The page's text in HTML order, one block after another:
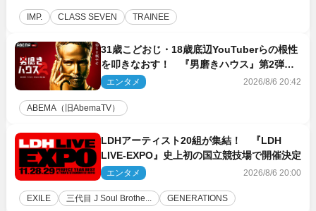
IMP. CLASS SEVEN TRAINEE
31歳こどおじ・18歳底辺YouTuberらの根性
を叩きなおす！ 『男磨きハウス』第2弾コ
ーチ陣発表
エンタメ 2026/8/6 20:42
ABEMA（旧AbemaTV）
LDHアーティスト20組が集結！ 『LDH
LIVE‐EXPO』史上初の国立競技場で開催決定
エンタメ 2026/8/6 20:00
EXILE 三代目 J Soul Brothe... GENERATIONS